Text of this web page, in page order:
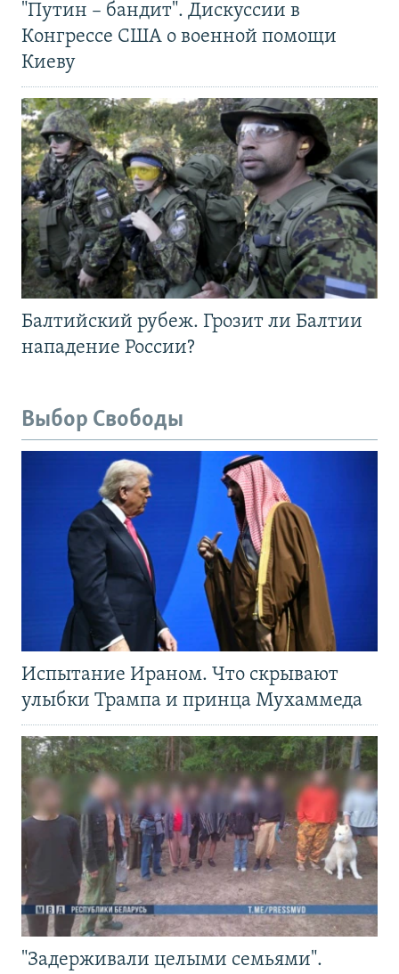
"Путин – бандит". Дискуссии в
Конгрессе США о военной помощи
Киеву
Балтийский рубеж. Грозит ли Балтии
нападение России?
Выбор Свободы
Испытание Ираном. Что скрывают
улыбки Трампа и принца Мухаммеда
"Задерживали целыми семьями".